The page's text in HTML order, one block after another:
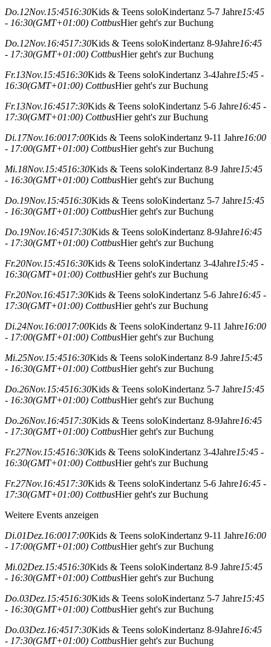
Do.12Nov.15:4516:30Kids & Teens soloKindertanz 5-7 Jahre15:45
- 16:30(GMT+01:00) CottbusHier geht's zur Buchung
Do.12Nov.16:4517:30Kids & Teens soloKindertanz 8-9Jahre16:45
- 17:30(GMT+01:00) CottbusHier geht's zur Buchung
Fr.13Nov.15:4516:30Kids & Teens soloKindertanz 3-4Jahre15:45 -
16:30(GMT+01:00) CottbusHier geht's zur Buchung
Fr.13Nov.16:4517:30Kids & Teens soloKindertanz 5-6 Jahre16:45 -
17:30(GMT+01:00) CottbusHier geht's zur Buchung
Di.17Nov.16:0017:00Kids & Teens soloKindertanz 9-11 Jahre16:00
- 17:00(GMT+01:00) CottbusHier geht's zur Buchung
Mi.18Nov.15:4516:30Kids & Teens soloKindertanz 8-9 Jahre15:45
- 16:30(GMT+01:00) CottbusHier geht's zur Buchung
Do.19Nov.15:4516:30Kids & Teens soloKindertanz 5-7 Jahre15:45
- 16:30(GMT+01:00) CottbusHier geht's zur Buchung
Do.19Nov.16:4517:30Kids & Teens soloKindertanz 8-9Jahre16:45
- 17:30(GMT+01:00) CottbusHier geht's zur Buchung
Fr.20Nov.15:4516:30Kids & Teens soloKindertanz 3-4Jahre15:45 -
16:30(GMT+01:00) CottbusHier geht's zur Buchung
Fr.20Nov.16:4517:30Kids & Teens soloKindertanz 5-6 Jahre16:45 -
17:30(GMT+01:00) CottbusHier geht's zur Buchung
Di.24Nov.16:0017:00Kids & Teens soloKindertanz 9-11 Jahre16:00
- 17:00(GMT+01:00) CottbusHier geht's zur Buchung
Mi.25Nov.15:4516:30Kids & Teens soloKindertanz 8-9 Jahre15:45
- 16:30(GMT+01:00) CottbusHier geht's zur Buchung
Do.26Nov.15:4516:30Kids & Teens soloKindertanz 5-7 Jahre15:45
- 16:30(GMT+01:00) CottbusHier geht's zur Buchung
Do.26Nov.16:4517:30Kids & Teens soloKindertanz 8-9Jahre16:45
- 17:30(GMT+01:00) CottbusHier geht's zur Buchung
Fr.27Nov.15:4516:30Kids & Teens soloKindertanz 3-4Jahre15:45 -
16:30(GMT+01:00) CottbusHier geht's zur Buchung
Fr.27Nov.16:4517:30Kids & Teens soloKindertanz 5-6 Jahre16:45 -
17:30(GMT+01:00) CottbusHier geht's zur Buchung
Weitere Events anzeigen
Di.01Dez.16:0017:00Kids & Teens soloKindertanz 9-11 Jahre16:00
- 17:00(GMT+01:00) CottbusHier geht's zur Buchung
Mi.02Dez.15:4516:30Kids & Teens soloKindertanz 8-9 Jahre15:45
- 16:30(GMT+01:00) CottbusHier geht's zur Buchung
Do.03Dez.15:4516:30Kids & Teens soloKindertanz 5-7 Jahre15:45
- 16:30(GMT+01:00) CottbusHier geht's zur Buchung
Do.03Dez.16:4517:30Kids & Teens soloKindertanz 8-9Jahre16:45
- 17:30(GMT+01:00) CottbusHier geht's zur Buchung